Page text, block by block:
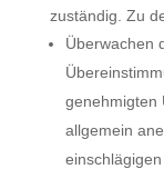
zuständig. Zu
Überwachen
genehmigten
allgemein